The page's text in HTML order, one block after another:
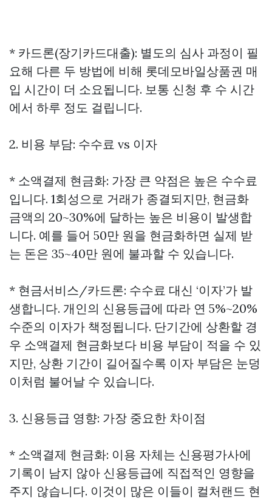
* 카드론(장기카드대출): 별도의 심사 과정이 필
요해 다른 두 방법에 비해 롯데모바일상품권 매
입 시간이 더 소요됩니다. 보통 신청 후 수 시간
에서 하루 정도 걸립니다.
2. 비용 부담: 수수료 vs 이자
* 소액결제 현금화: 가장 큰 약점은 높은 수수료
입니다. 1회성으로 거래가 종결되지만, 현금화
금액의 20~30%에 달하는 높은 비용이 발생합
니다. 예를 들어 50만 원을 현금화하면 실제 받
는 돈은 35~40만 원에 불과할 수 있습니다.
* 현금서비스/카드론: 수수료 대신 ‘이자’가 발
생합니다. 개인의 신용등급에 따라 연 5%~20%
수준의 이자가 책정됩니다. 단기간에 상환할 경
우 소액결제 현금화보다 비용 부담이 적을 수 있
지만, 상환 기간이 길어질수록 이자 부담은 눈덩
이처럼 불어날 수 있습니다.
3. 신용등급 영향: 가장 중요한 차이점
* 소액결제 현금화: 이용 자체는 신용평가사에
기록이 남지 않아 신용등급에 직접적인 영향을
주지 않습니다. 이것이 많은 이들이 컬처랜드 현